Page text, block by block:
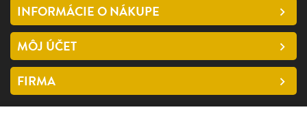
INFORMÁCIE O NÁKUPE
MÔJ ÚČET
FIRMA